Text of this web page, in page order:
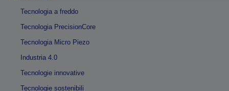
Tecnologia a freddo
Tecnologia PrecisionCore
Tecnologia Micro Piezo
Industria 4.0
Tecnologie innovative
Tecnologie sostenibili